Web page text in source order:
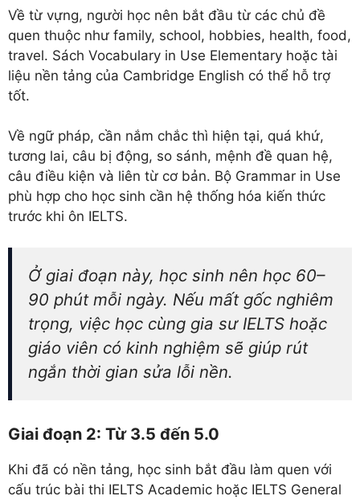
Về từ vựng, người học nên bắt đầu từ các chủ đề
quen thuộc như family, school, hobbies, health, food,
travel. Sách Vocabulary in Use Elementary hoặc tài
liệu nền tảng của Cambridge English có thể hỗ trợ
tốt.
Về ngữ pháp, cần nắm chắc thì hiện tại, quá khứ,
tương lai, câu bị động, so sánh, mệnh đề quan hệ,
câu điều kiện và liên từ cơ bản. Bộ Grammar in Use
phù hợp cho học sinh cần hệ thống hóa kiến thức
trước khi ôn IELTS.
Ở giai đoạn này, học sinh nên học 60–
90 phút mỗi ngày. Nếu mất gốc nghiêm
trọng, việc học cùng gia sư IELTS hoặc
giáo viên có kinh nghiệm sẽ giúp rút
ngắn thời gian sửa lỗi nền.
Giai đoạn 2: Từ 3.5 đến 5.0
Khi đã có nền tảng, học sinh bắt đầu làm quen với
cấu trúc bài thi IELTS Academic hoặc IELTS General